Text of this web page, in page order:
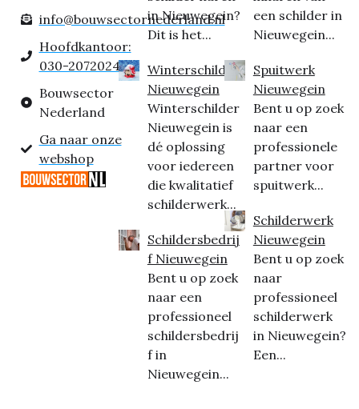
info@bouwsectornederland.nl
Hoofdkantoor:
030-2072024
Bouwsector
Nederland
Ga naar onze
webshop
in Nieuwegein?
Dit is het...
Winterschilder
Nieuwegein
Winterschilder
Nieuwegein is
dé oplossing
voor iedereen
die kwalitatief
schilderwerk...
Schildersbedrij
f Nieuwegein
Bent u op zoek
naar een
professioneel
schildersbedrij
f in
Nieuwegein...
een schilder in
Nieuwegein...
Spuitwerk
Nieuwegein
Bent u op zoek
naar een
professionele
partner voor
spuitwerk...
Schilderwerk
Nieuwegein
Bent u op zoek
naar
professioneel
schilderwerk
in Nieuwegein?
Een...